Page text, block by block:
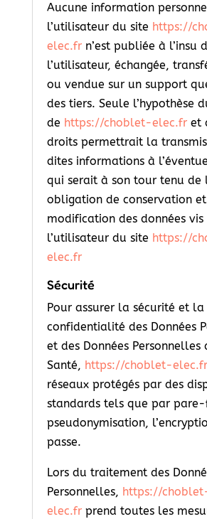
Aucune information
l’utilisateur du site https://
elec.fr n’est publiée à l’insu
l’utilisateur, échangée,
ou vendue sur un support
des tiers. Seule l’hypothèse
de https://choblet-elec.fr et
droits permettrait la
dites informations à
qui serait à son tour tenu de
obligation de conservation
modification des données vis
l’utilisateur du site https://
elec.fr
Sécurité
Pour assurer la sécurité et la
confidentialité des Données
et des Données Personnelles
Santé, https://choblet-elec.fr
réseaux protégés par des
standards tels que par
pseudonymisation,
passe.
Lors du traitement des
Personnelles, https://
elec.fr prend toutes les